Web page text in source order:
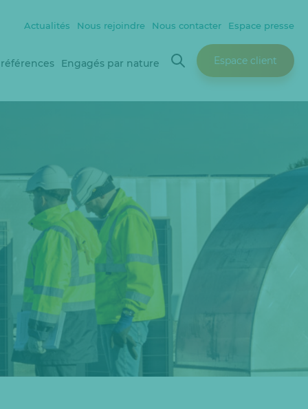
Actualités Nous rejoindre Nous contacter Espace presse
références Engagés par nature Espace client